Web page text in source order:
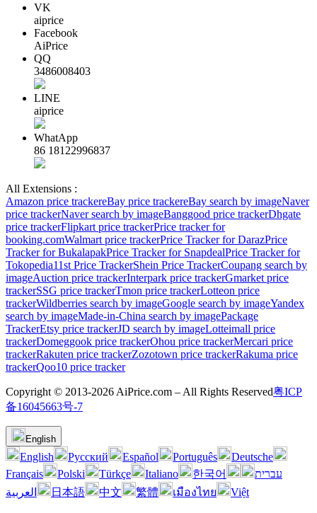
VK
aiprice
Facebook
AiPrice
QQ
3486008403
LINE
aiprice
WhatApp
86 18122996837
All Extensions :
Amazon price trackereBay price trackereBay search by imageNaver
price trackerNaver search by imageBanggood price trackerDhgate
price trackerFlipkart price trackerPrice tracker for
booking.comWalmart price trackerPrice Tracker for DarazPrice
Tracker for BukalapakPrice Tracker for SnapdealPrice Tracker for
Tokopedia11st Price TrackerShein Price TrackerCoupang search by
imageAuction price trackerInterpark price trackerGmarket price
trackerSSG price trackerTmon price trackerLotteon price
trackerWildberries search by imageGoogle search by imageYandex
search by imageMade-in-China search by imagePackage
TrackerEtsy price trackerJD search by imageLotteimall price
trackerDomeggook price trackerOhou price trackerMercari price
trackerRakuten price trackerZozotown price trackerRakuma price
trackerQoo10 price tracker
Copyright © 2013-2026 AiPrice.com – All Rights Reserved粤ICP
备16045663号-7
English
English Pусский Español Português
Deutsche
Français
Polski Türkçe Italiano 한국어
עברית
العربية
日本語 中文 繁體 เมืองไทย Việt